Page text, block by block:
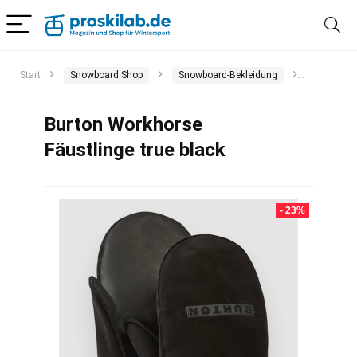
Start Snowboard Shop Snowboard-Bekleidung
Burton Workhorse
Fäustlinge true black
- 23%